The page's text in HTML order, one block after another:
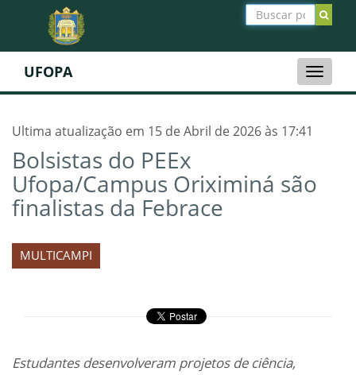
Toggle
UFOPA
Ultima atualização em 15 de Abril de 2026 às 17:41
Bolsistas do PEEx
Ufopa/Campus Oriximiná são
finalistas da Febrace
MULTICAMPI
Estudantes desenvolveram projetos de ciência,